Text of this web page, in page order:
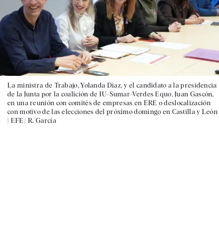
La ministra de Trabajo, Yolanda Díaz, y el candidato a la presidencia
de la Junta por la coalición de IU-Sumar-Verdes Equo, Juan Gascón,
en una reunión con comités de empresas en ERE o deslocalización
con motivo de las elecciones del próximo domingo en Castilla y León
EFE/ R. García